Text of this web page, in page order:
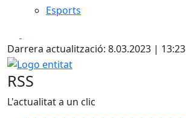
Esports
Darrera actualització: 8.03.2023 | 13:23
Logo entitat
RSS
L'actualitat a un clic